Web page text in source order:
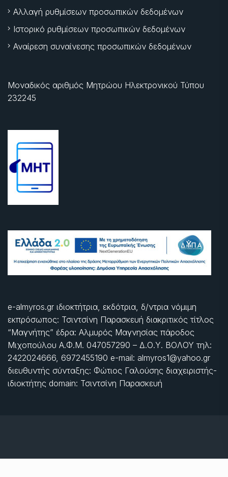
Αλλαγή ρυθμίσεων προσωπικών δεδομένων
Ιστορικό ρυθμίσεων προσωπικών δεδομένων
Αναίρεση συναίνεσης προσωπικών δεδομένων
Μοναδικός αριθμός Μητρώου Ηλεκτρονικού Τύπου
232245
e-almyros.gr ιδιοκτήτρια, εκδότρια, δ/ντρια νόμιμη
εκπρόσωπος: Τσιντσίνη Παρασκευή διακριτικός τίτλος
“Μαγνήτης” έδρα: Αλμυρός Μαγνησίας πάροδος
Μιχοπούλου Α.Φ.Μ. 047057290 – Δ.Ο.Υ. ΒΟΛΟΥ τηλ:
2422024666, 6972455190 e-mail: almyros1@yahoo.gr
διευθυντής σύνταξης: Φώτιος Γαλούσης διαχειριστής-
ιδιοκτήτης domain: Τσιντσίνη Παρασκευή